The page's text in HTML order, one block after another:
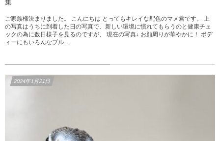
集
ご家族様決まりました。 こんにちは とってもキレイな配色のマメ君です。 上
の写真はうちに到着した日の写真で、新しい環境に慣れてもらうのと健康チェ
ックの為に数日様子を見るのですが、 現在の写真↓ お顔周りが華やかに！ ボデ
ィーにもいろんなブル...
2024年1月21日